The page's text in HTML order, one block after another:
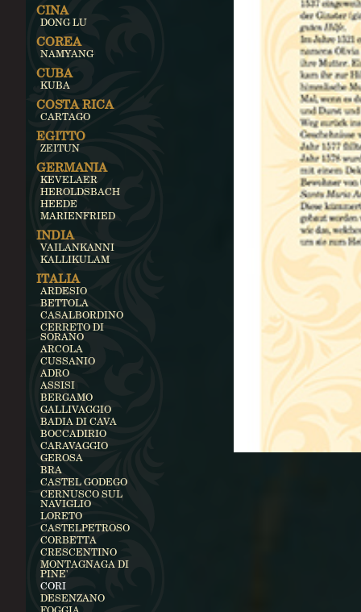
CINA
DONG LU
COREA
NAMYANG
CUBA
KUBA
COSTA RICA
CARTAGO
EGITTO
ZEITUN
GERMANIA
KEVELAER
HEROLDSBACH
HEEDE
MARIENFRIED
INDIA
VAILANKANNI
KALLIKULAM
ITALIA
ARDESIO
BETTOLA
CASALBORDINO
CERRETO DI
SORANO
ARCOLA
CUSSANIO
ADRO
ASSISI
BERGAMO
GALLIVAGGIO
BADIA DI CAVA
BOCCADIRIO
CARAVAGGIO
GEROSA
BRA
CASTEL GODEGO
CERNUSCO SUL
NAVIGLIO
LORETO
CASTELPETROSO
CORBETTA
CRESCENTINO
MONTAGNAGA DI
PINE'
CORI
DESENZANO